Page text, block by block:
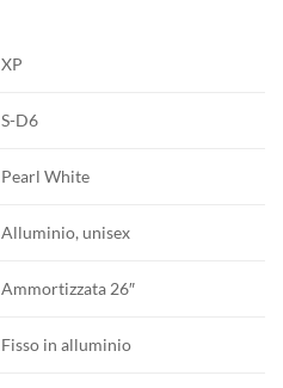
XP
S-D6
Pearl White
Alluminio, unisex
Ammortizzata 26″
Fisso in alluminio